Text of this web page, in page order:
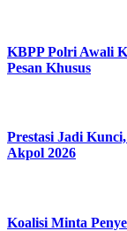
KBPP Polri Awali
Pesan Khusus
Prestasi Jadi
Akpol 2026
Koalisi Minta